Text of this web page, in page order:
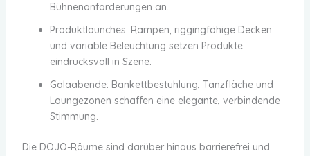
Bühnenanforderungen an.
Produktlaunches: Rampen, riggingfähige Decken
und variable Beleuchtung setzen Produkte
eindrucksvoll in Szene.
Galaabende: Bankettbestuhlung, Tanzfläche und
Loungezonen schaffen eine elegante, verbindende
Stimmung.
Die DOJO-Räume sind darüber hinaus barrierefrei und